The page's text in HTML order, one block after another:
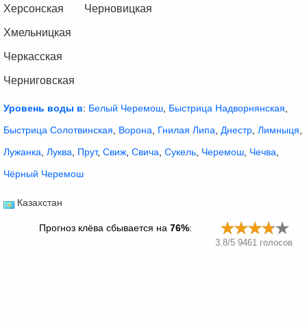
Херсонская
Хмельницкая
Черкасская
Черниговская
Черновицкая
Уровень воды в: Белый Черемош Быстрица Надворнянская
Быстрица Солотвинская
Ворона Гнилая Липа Днестр Лимныця
Лужанка Луква Прут, Свиж Свича Сукель Черемош Чечва
Чёрный Черемош
Казахстан
Прогноз клёва сбывается на 76%:
3.8/5 9461 голосов